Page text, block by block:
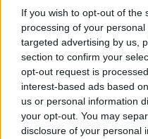
If you wish to opt-out of the
processing of your
targeted advertising by us,
section to confirm your
opt-out request is
interest-based ads based
us or personal information
your opt-out. You may
disclosure of your personal
Dobosiné Rizmayer
a fordítással. Pörgős,
amelyet már 6-7
gyerekek.